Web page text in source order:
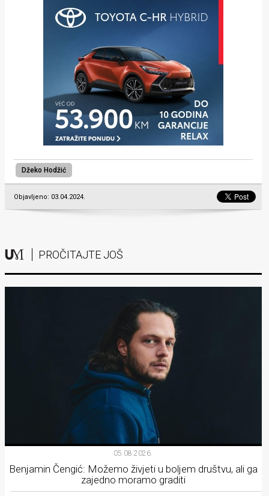
Džeko Hodžić
Objavljeno: 03.04.2024.
PROČITAJTE JOŠ
05.08.2026.
Benjamin Čengić: Možemo živjeti u boljem društvu, ali ga
zajedno moramo graditi